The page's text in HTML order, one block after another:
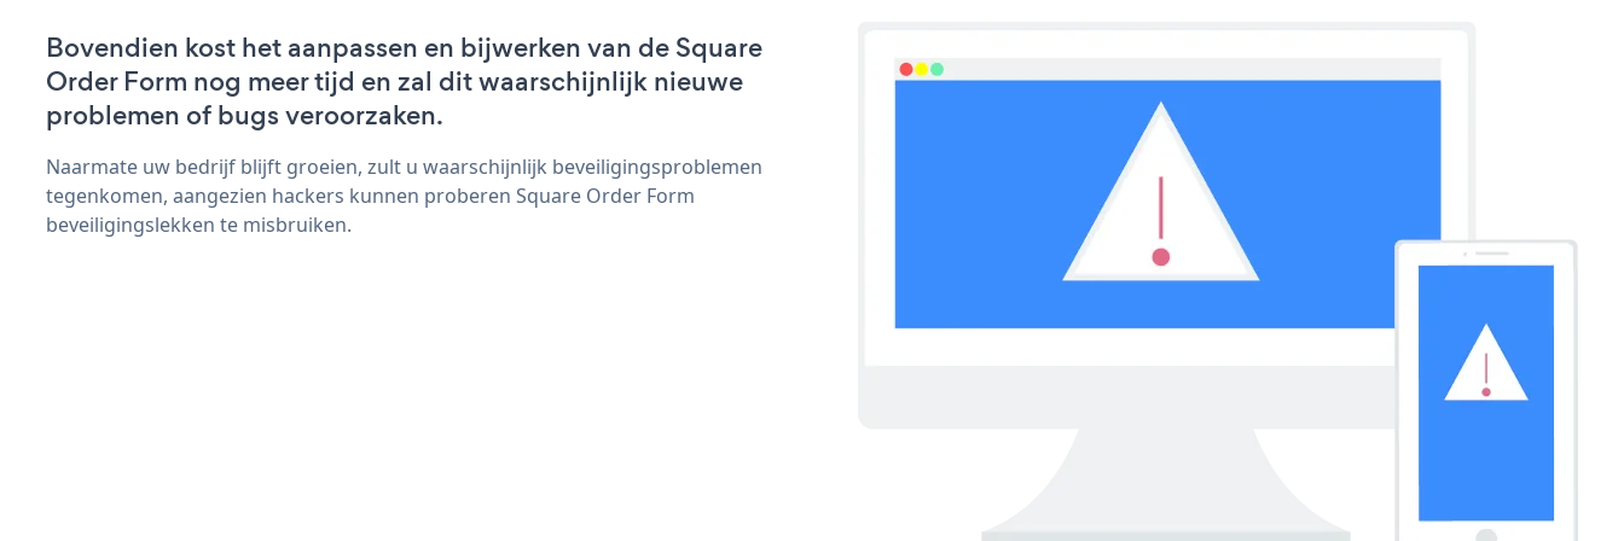
Bovendien kost het aanpassen en bijwerken van de Square
Order Form nog meer tijd en zal dit waarschijnlijk nieuwe
problemen of bugs veroorzaken.
Naarmate uw bedrijf blijft groeien, zult u waarschijnlijk beveiligingsproblemen
tegenkomen, aangezien hackers kunnen proberen Square Order Form
beveiligingslekken te misbruiken.